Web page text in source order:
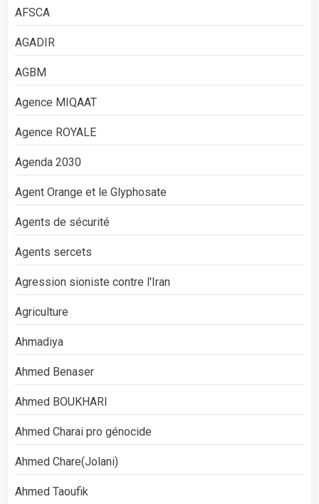
AFSCA
AGADIR
AGBM
Agence MIQAAT
Agence ROYALE
Agenda 2030
Agent Orange et le Glyphosate
Agents de sécurité
Agents sercets
Agression sioniste contre l'Iran
Agriculture
Ahmadiya
Ahmed Benaser
Ahmed BOUKHARI
Ahmed Charai pro génocide
Ahmed Chare(Jolani)
Ahmed Taoufik